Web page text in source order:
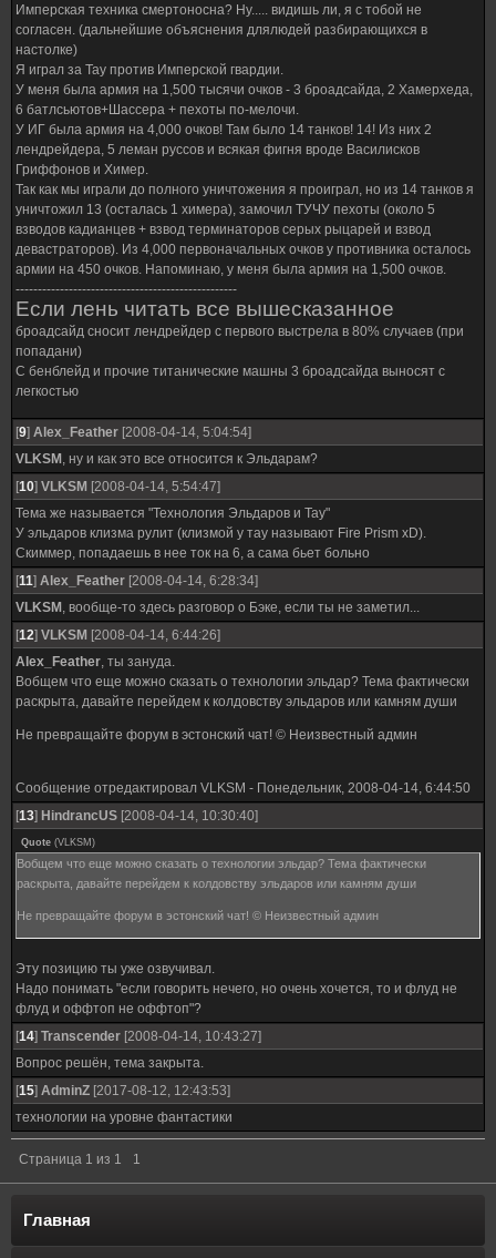
Имперская техника смертоносна? Ну..... видишь ли, я с тобой не
согласен. (дальнейшие объяснения длялюдей разбирающихся в
настолке)
Я играл за Тау против Имперской гвардии.
У меня была армия на 1,500 тысячи очков - 3 броадсайда, 2 Хамерхеда,
6 батлсьютов+Шассера + пехоты по-мелочи.
У ИГ была армия на 4,000 очков! Там было 14 танков! 14! Из них 2
лендрейдера, 5 леман руссов и всякая фигня вроде Василисков
Гриффонов и Химер.
Так как мы играли до полного уничтожения я проиграл, но из 14 танков я
уничтожил 13 (осталась 1 химера), замочил ТУЧУ пехоты (около 5
взводов кадианцев + взвод терминаторов серых рыцарей и взвод
девастраторов). Из 4,000 первоначальных очков у противника осталось
армии на 450 очков. Напоминаю, у меня была армия на 1,500 очков.
--------------------------------------------------
Если лень читать все вышесказанное
броадсайд сносит лендрейдер с первого выстрела в 80% случаев (при
попадани)
С бенблейд и прочие титанические машны 3 броадсайда выносят с
легкостью
[9] Alex_Feather [2008-04-14, 5:04:54]
VLKSM , ну и как это все относится к Эльдарам?
[10] VLKSM [2008-04-14, 5:54:47]
Тема же называется "Технология Эльдаров и Тау"
У эльдаров клизма рулит (клизмой у тау называют Fire Prism xD).
Скиммер, попадаешь в нее ток на 6, а сама бьет больно
[11] Alex_Feather [2008-04-14, 6:28:34]
VLKSM , вообще-то здесь разговор о Бэке, если ты не заметил...
[12] VLKSM [2008-04-14, 6:44:26]
Alex_Feather, ты зануда.
Вобщем что еще можно сказать о технологии эльдар? Тема фактически
раскрыта, давайте перейдем к колдовству эльдаров или камням души
Не превращайте форум в эстонский чат! © Неизвестный админ
Сообщение отредактировал VLKSM - Понедельник, 2008-04-14, 6:44:50
[13] HindrancUS [2008-04-14, 10:30:40]
Quote (VLKSM )
Вобщем что еще можно сказать о технологии эльдар? Тема фактически
раскрыта, давайте перейдем к колдовству эльдаров или камням души
Не превращайте форум в эстонский чат! © Неизвестный админ
Эту позицию ты уже озвучивал.
Надо понимать "если говорить нечего, но очень хочется, то и флуд не
флуд и оффтоп не оффтоп"?
[14] Transcender [2008-04-14, 10:43:27]
Вопрос решён, тема закрыта.
[15] AdminZ [2017-08-12, 12:43:53]
технологии на уровне фантастики
Страница 1 из 1 1
Главная